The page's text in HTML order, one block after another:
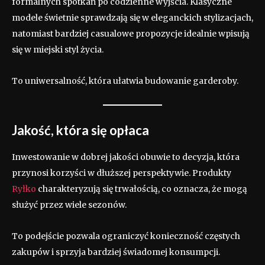
modele świetnie sprawdzają się w eleganckich stylizacjach,
natomiast bardziej casualowe propozycje idealnie wpisują
się w miejski styl życia.
To uniwersalność, która ułatwia budowanie garderoby.
Jakość, która się opłaca
Inwestowanie w dobrej jakości obuwie to decyzja, która
przynosi korzyści w dłuższej perspektywie. Produkty
Ryłko charakteryzują się trwałością, co oznacza, że mogą
służyć przez wiele sezonów.
To podejście pozwala ograniczyć konieczność częstych
zakupów i sprzyja bardziej świadomej konsumpcji.